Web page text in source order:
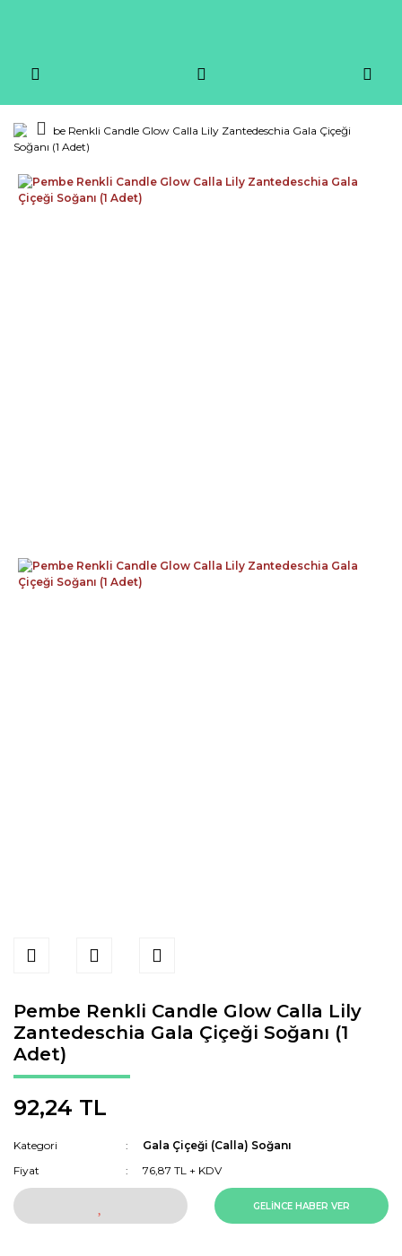
Pembe Renkli Candle Glow Calla Lily
Zantedeschia Gala Çiçeği Soğanı (1
Adet)
92,24 TL
Kategori
Gala Çiçeği (Calla) Soğanı
Fiyat
76,87 TL + KDV
GELİNCE HABER VER